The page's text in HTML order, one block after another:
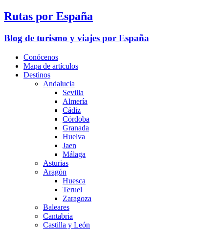
Rutas por España
Blog de turismo y viajes por España
Conócenos
Mapa de artículos
Destinos
Andalucia
Sevilla
Almería
Cádiz
Córdoba
Granada
Huelva
Jaen
Málaga
Asturias
Aragón
Huesca
Teruel
Zaragoza
Baleares
Cantabria
Castilla y León